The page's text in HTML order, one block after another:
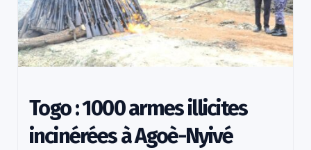
Togo : 1000 armes illicites
incinérées à Agoè-Nyivé